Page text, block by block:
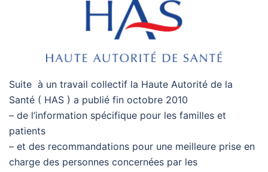
Suite à un travail collectif la Haute Autorité de la
Santé ( HAS ) a publié fin octobre 2010
– de l’information spécifique pour les familles et
patients
– et des recommandations pour une meilleure prise en
charge des personnes concernées par les